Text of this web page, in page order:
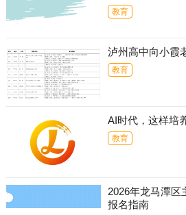
教育
泸州高中向小霞
教育
AI时代，这样培
教育
2026年龙马潭区
报名指南